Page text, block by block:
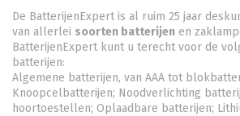
De BatterijenExpert is al ruim 25 jaar
van allerlei soorten batterijen en
BatterijenExpert kunt u terecht voor de
batterijen:
Algemene batterijen, van AAA tot
Knoopcelbatterijen; Noodverlichting
hoortoestellen; Oplaadbare batterijen;